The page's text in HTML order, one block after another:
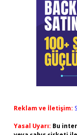
Reklam ve İletişim:
Yasal Uyarı: Bu